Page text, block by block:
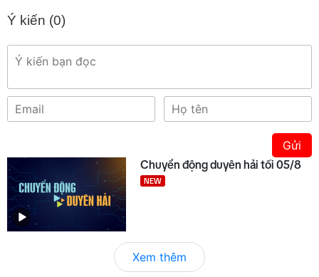
Ý kiến (0)
Gửi
Chuyển động duyên hải tối 05/8
NEW
Xem thêm